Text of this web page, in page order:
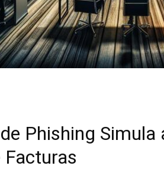
Phishing ⁤Simula
Facturas